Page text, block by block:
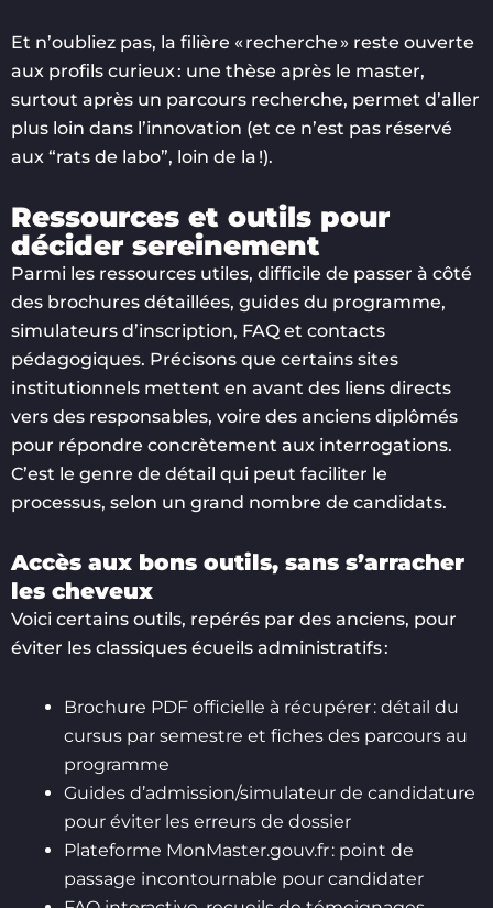
Et n’oubliez pas, la filière « recherche » reste ouverte
aux profils curieux : une thèse après le master,
surtout après un parcours recherche, permet d’aller
plus loin dans l’innovation (et ce n’est pas réservé
aux “rats de labo”, loin de la !).
Ressources et outils pour
décider sereinement
Parmi les ressources utiles, difficile de passer à côté
des brochures détaillées, guides du programme,
simulateurs d’inscription, FAQ et contacts
pédagogiques. Précisons que certains sites
institutionnels mettent en avant des liens directs
vers des responsables, voire des anciens diplômés
pour répondre concrètement aux interrogations.
C’est le genre de détail qui peut faciliter le
processus, selon un grand nombre de candidats.
Accès aux bons outils, sans s’arracher
les cheveux
Voici certains outils, repérés par des anciens, pour
éviter les classiques écueils administratifs :
Brochure PDF officielle à récupérer : détail du
cursus par semestre et fiches des parcours au
programme
Guides d’admission/simulateur de candidature
pour éviter les erreurs de dossier
Plateforme MonMaster.gouv.fr : point de
passage incontournable pour candidater